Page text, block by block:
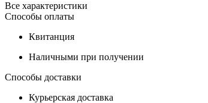
Все характеристики
Способы оплаты
Квитанция
Наличными при получении
Способы доставки
Курьерская доставка